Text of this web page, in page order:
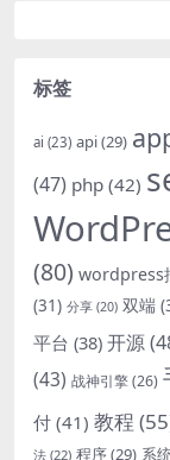
标签
ai (23) api(29)
(47) php (42)
(80) wordpress
(31) 分享 (20) 双端
平台 (38) 开源
(43) 战神引擎(26)
付 (41) 教程
法 (22) 程序(29) 系